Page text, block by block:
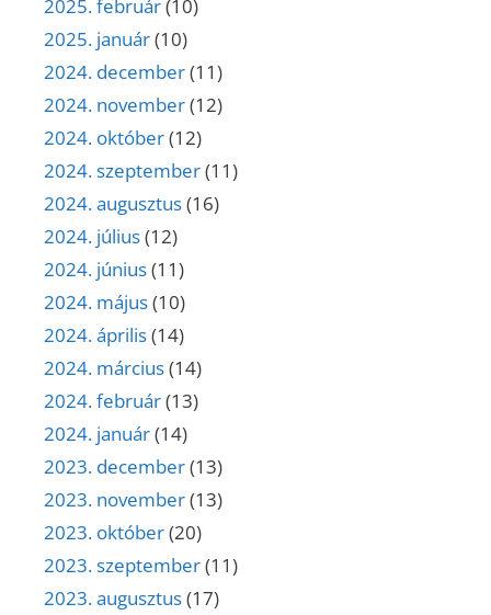
2025. február(10)
2025. január(10)
2024. december(11)
2024. november(12)
2024. október(12)
2024. szeptember(11)
2024. augusztus(16)
2024. július(12)
2024. június(11)
2024. május(10)
2024. április(14)
2024. március(14)
2024. február(13)
2024. január(14)
2023. december(13)
2023. november(13)
2023. október(20)
2023. szeptember(11)
2023. augusztus(17)